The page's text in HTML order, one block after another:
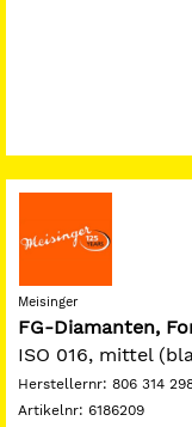
Meisinger
FG-Diamanten,
ISO 016, mittel
Herstellernr: 806 314
Artikelnr: 6186209